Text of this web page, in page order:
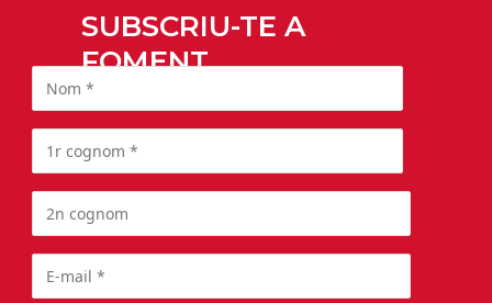
SUBSCRIU-TE A
FOMENT